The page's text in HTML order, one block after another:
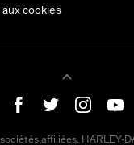
cookies
affiliées. HARLEY-